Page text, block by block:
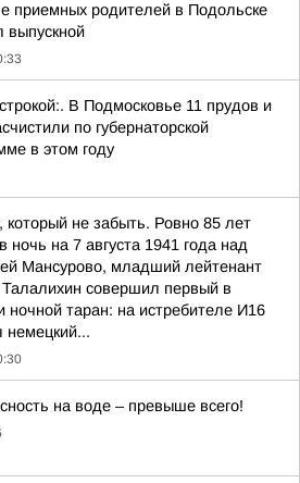
приемных родителей в Подольске
выпускной
В Подмосковье 11 прудов и
по губернаторской
в этом году
который не забыть. Ровно 85 лет
ночь на 7 августа 1941 года над
Мансурово, младший лейтенант
Талалихин совершил первый в
ночной таран: на истребителе И16
немецкий...
на воде – превыше всего!